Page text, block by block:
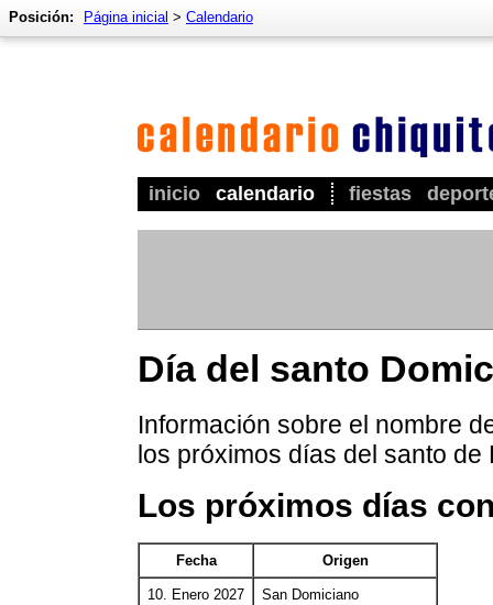
inicio calendario fiestas
Posición: Página inicial > Calendario
Día del santo
Información sobre el nombre
los próximos días del santo de
Los próximos días
Fecha Origen
10. Enero 2027 San Domiciano